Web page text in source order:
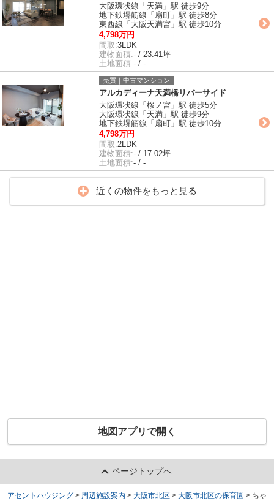
大阪環状線「天満」駅 徒歩9分
地下鉄堺筋線「扇町」駅 徒歩8分
東西線「大阪天満宮」駅 徒歩10分
4,798万円
間取:3LDK
建物面積:- / 23.41坪
土地面積:- / -
売買｜中古マンション
アルカディーナ天満橋リバーサイド
大阪環状線「桜ノ宮」駅 徒歩5分
大阪環状線「天満」駅 徒歩9分
地下鉄堺筋線「扇町」駅 徒歩10分
4,798万円
間取:2LDK
建物面積:- / 17.02坪
土地面積:- / -
近くの物件をもっと見る
地図アプリで開く
ページトップへ
アセントハウジング > 周辺施設案内 > 大阪市北区 > 大阪市北区の保育園 > ちゃ